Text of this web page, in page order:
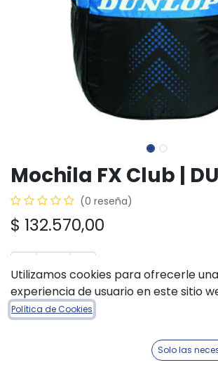
Mochila FX Club |
(0 reseña)
$ 132.570,00
AÑADIR A LA CESTA
Añadir a lista de deseos
Utilizamos cookies para ofrecerle
experiencia de usuario en este sitio
Política de Cookies
Solo las